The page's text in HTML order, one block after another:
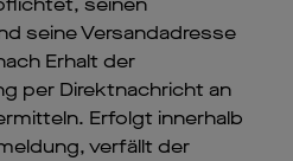
seine Versandadresse
Erhalt der
per Direktnachricht an
Erfolgt innerhalb
verfällt der